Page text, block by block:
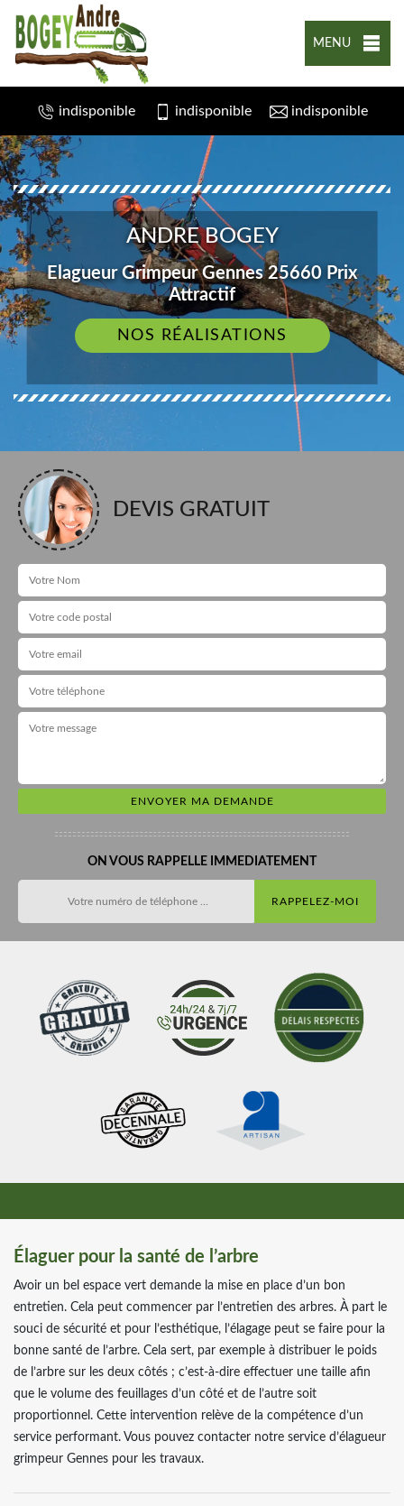
MENU
indisponible indisponible indisponible
ANDRE BOGEY
Elagueur Grimpeur Gennes 25660 Prix
Attractif
NOS RÉALISATIONS
DEVIS GRATUIT
ON VOUS RAPPELLE IMMEDIATEMENT
Élaguer pour la santé de l’arbre
Avoir un bel espace vert demande la mise en place d’un bon
entretien. Cela peut commencer par l’entretien des arbres. À part le
souci de sécurité et pour l’esthétique, l’élagage peut se faire pour la
bonne santé de l’arbre. Cela sert, par exemple à distribuer le poids
de l’arbre sur les deux côtés ; c’est-à-dire effectuer une taille afin
que le volume des feuillages d’un côté et de l’autre soit
proportionnel. Cette intervention relève de la compétence d’un
service performant. Vous pouvez contacter notre service d’élagueur
grimpeur Gennes pour les travaux.